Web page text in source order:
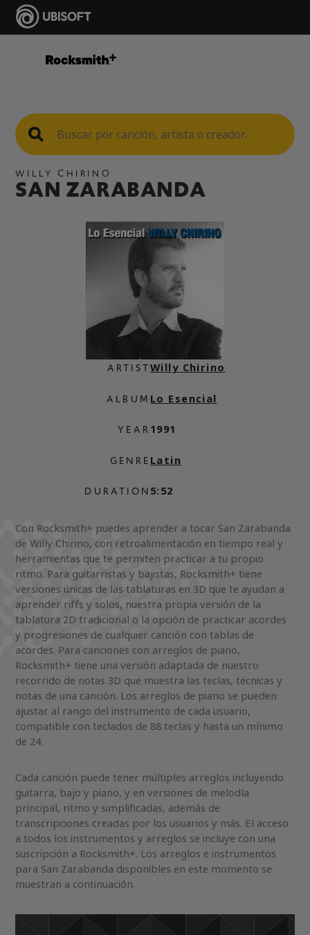
WILLY CHIRINO
SAN ZARABANDA
ARTIST
ALBUM
YEAR
GENRE
DURATION
Willy Chirino
Lo Esencial
1991
Latin
5:52
Con Rocksmith+ puedes aprender a tocar San Zarabanda
de Willy Chirino, con retroalimentación en tiempo real y
herramientas que te permiten practicar a tu propio
ritmo. Para guitarristas y bajistas, Rocksmith+ tiene
versiones únicas de las tablaturas en 3D que te ayudan a
aprender riffs y solos, nuestra propia versión de la
tablatura 2D tradicional o la opción de practicar acordes
y progresiones de cualquier canción con tablas de
acordes. Para canciones con arreglos de piano,
Rocksmith+ tiene una versión adaptada de nuestro
recorrido de notas 3D que muestra las teclas, técnicas y
notas de una canción. Los arreglos de piano se pueden
ajustar al rango del instrumento de cada usuario,
compatible con teclados de 88 teclas y hasta un mínimo
de 24.
Cada canción puede tener múltiples arreglos incluyendo
guitarra, bajo y piano, y en versiones de melodía
principal, ritmo y simplificadas, además de
transcripciones creadas por los usuarios y más. El acceso
a todos los instrumentos y arreglos se incluye con una
suscripción a Rocksmith+. Los arreglos e instrumentos
para San Zarabanda disponibles en este momento se
muestran a continuación.